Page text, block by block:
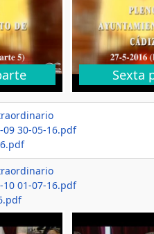
Sexta
09 30-05-16.pdf
10 01-07-16.pdf